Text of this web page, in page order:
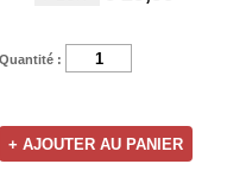
Quantité :